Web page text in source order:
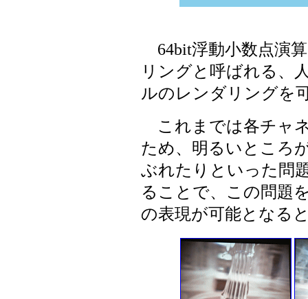
64bit浮動小数点演
リングと呼ばれる、
ルのレンダリングを
これまでは各チャ
ため、明るいところ
ぶれたりといった問
ることで、この問題
の表現が可能となる